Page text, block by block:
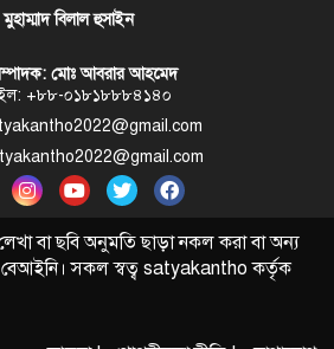
মুহাম্মাদ বিলাল হুসাইন
সম্পাদক: মোঃ আবরার আহমেদ
+৮৮-০১৮১৮৮৮৪১৪০
বা ছবি অনুমতি ছাড়া নকল করা বা অন্য
সকল স্বত্ব satyakantho কর্তৃক